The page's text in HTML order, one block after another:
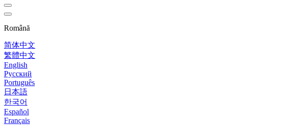
Română
简体中文
繁體中文
English
Русский
Português
日本語
한국어
Español
Français